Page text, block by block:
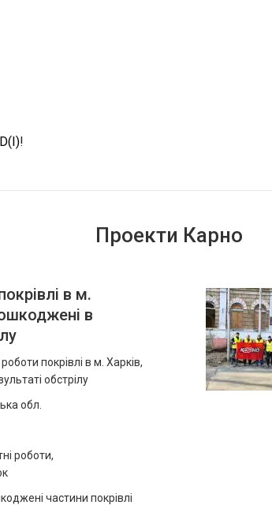
!
Проекти Карно
в м.
в
покрівлі в м. Харків,
обстрілу
обл.
роботи,
частини покрівлі